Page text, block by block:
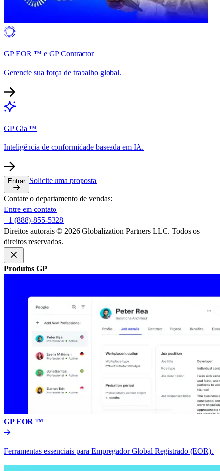
GP EOR ™ e GP Contractor​​
Gerencie sua força de trabalho global.​​
GP Gia ™​​
Inteligência de conformidade baseada em IA.​​
Entrar​​ Solicite uma proposta​​
Contate o departamento de vendas:​​
Entre em contato​​
+1 (888)-855-5328​​
Direitos autorais © 2026 Globalization Partners LLC. Todos os
direitos reservados.​​
Produtos GP​​
GP EOR ™​​
Ferramentas essenciais para Empregador Global Registrado (EOR).​​